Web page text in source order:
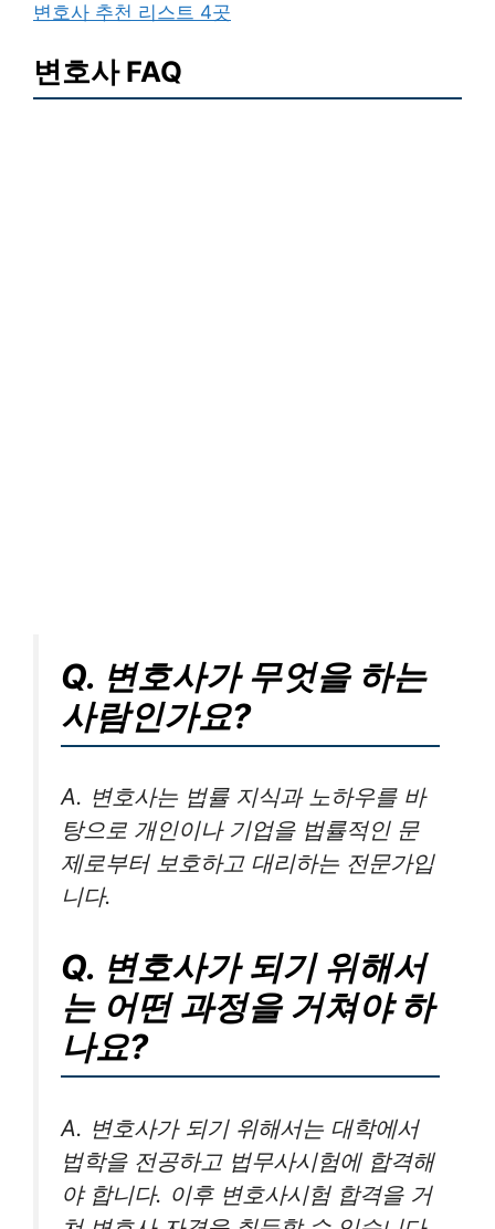
변호사 추천 리스트 4곳
변호사 FAQ
Q. 변호사가 무엇을 하는
사람인가요?
A. 변호사는 법률 지식과 노하우를 바
탕으로 개인이나 기업을 법률적인 문
제로부터 보호하고 대리하는 전문가입
니다.
Q. 변호사가 되기 위해서
는 어떤 과정을 거쳐야 하
나요?
A. 변호사가 되기 위해서는 대학에서
법학을 전공하고 법무사시험에 합격해
야 합니다. 이후 변호사시험 합격을 거